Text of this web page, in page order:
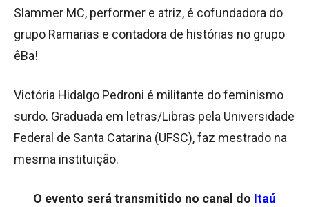
Slammer MC, performer e atriz, é cofundadora do
grupo Ramarias e contadora de histórias no grupo
êBa!
Victória Hidalgo Pedroni é militante do feminismo
surdo. Graduada em letras/Libras pela Universidade
Federal de Santa Catarina (UFSC), faz mestrado na
mesma instituição.
O evento será transmitido no canal do Itaú